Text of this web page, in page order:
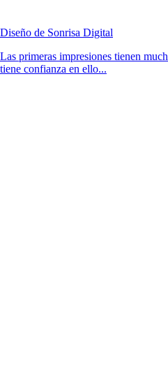
Diseño de Sonrisa Digital
Las primeras impresiones tienen
tiene confianza en ello...